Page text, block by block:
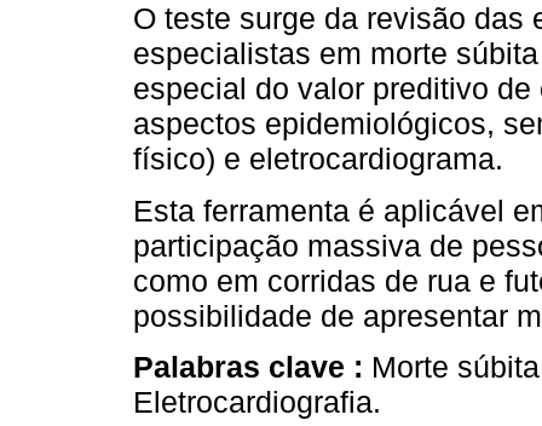
O teste surge da revisão das
especialistas em morte
especial do valor preditivo
aspectos epidemiológicos,
físico) e eletrocardiograma.
Esta ferramenta é aplicável
participação massiva de
como em corridas de rua e
possibilidade de apresentar
Palabras clave : Morte
Eletrocardiografia.